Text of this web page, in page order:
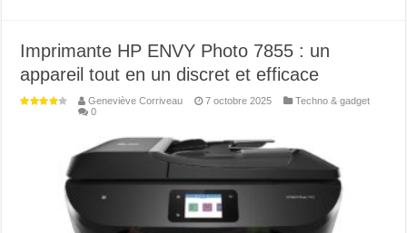
Imprimante HP ENVY Photo 7855 : un
appareil tout en un discret et efficace
Geneviève Corriveau 7 octobre 2025
Techno & gadget
0